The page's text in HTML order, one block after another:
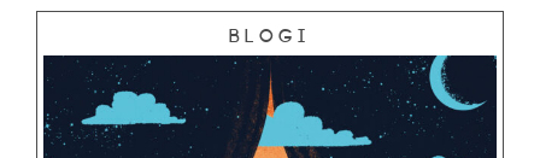
Blogi